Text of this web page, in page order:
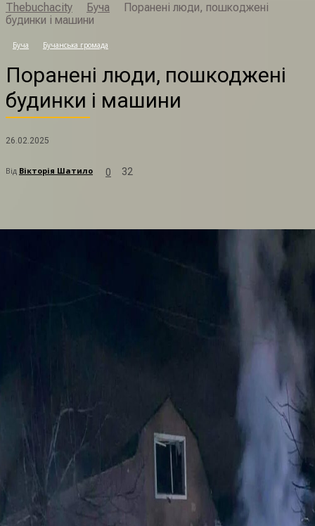
Thebuchacity Буча
Поранені люди, пошкоджені
будинки і машини
Буча Бучанська громада
Поранені люди, пошкоджені
будинки і машини
26.02.2025
Від Вікторія Шатило 0 32